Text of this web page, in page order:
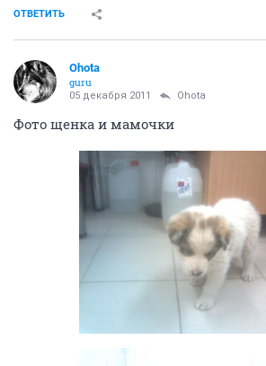
ОТВЕТИТЬ
Ohota
guru
05 декабря 2011 Ohota
Фото щенка и мамочки